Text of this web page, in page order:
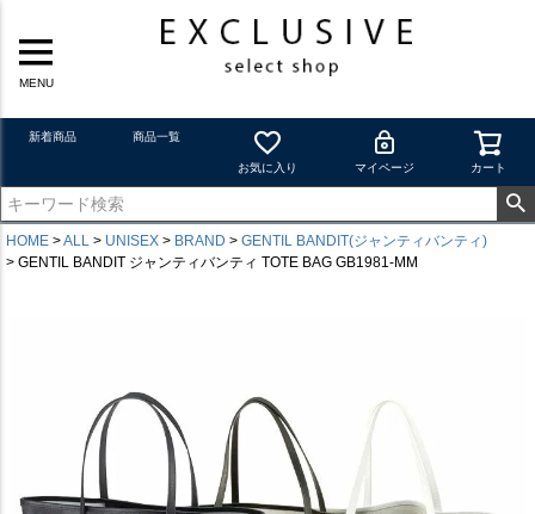
MENU
新着商品 商品一覧
お気に入り マイページ カート
HOME ALL UNISEX BRAND
GENTIL BANDIT(ジャンティバンティ)
GENTIL BANDIT ジャンティバンティ TOTE BAG GB1981-MM